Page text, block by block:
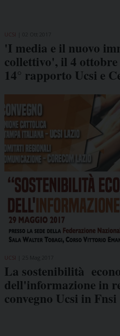
UCSI
'I media e il nuovo
collettivo', il 4 ottobre
14° rapporto Ucsi e
UCSI
La sostenibilità
dell'informazione in
convegno Ucsi in Fnsi